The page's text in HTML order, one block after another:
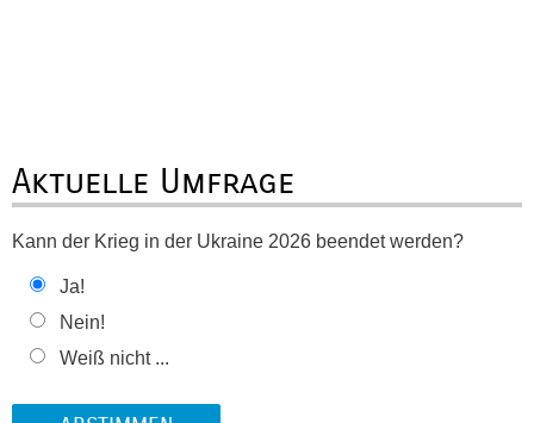
Aktuelle Umfrage
Kann der Krieg in der Ukraine 2026 beendet werden?
Ja!
Nein!
Weiß nicht ...